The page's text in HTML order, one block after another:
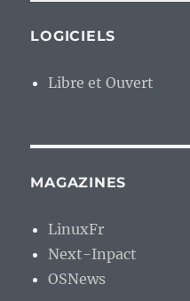
LOGICIELS
Libre et Ouvert
MAGAZINES
LinuxFr
Next-Inpact
OSNews